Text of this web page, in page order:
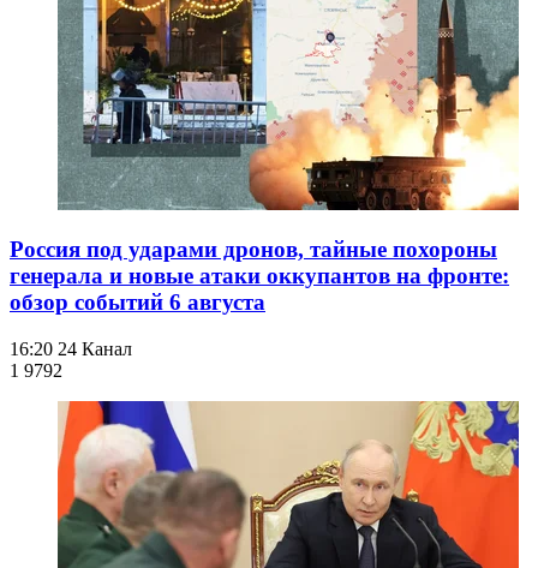
Россия под ударами дронов, тайные похороны
генерала и новые атаки оккупантов на фронте:
обзор событий 6 августа
16:20 24 Канал
1 9792